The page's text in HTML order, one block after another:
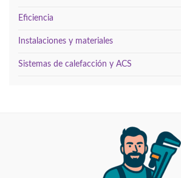
Eficiencia
Instalaciones y materiales
Sistemas de calefacción y ACS